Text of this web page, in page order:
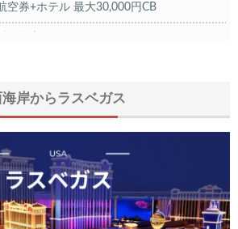
空券+ホテル 最大30,000円CB
航空券(60日前) 1,000円OFFクーポン
旅行 最大50%OFFセール
1,500円OFFクーポン
海外ツアー 最大10,000円OFFクーポン
海岸からラスベガス